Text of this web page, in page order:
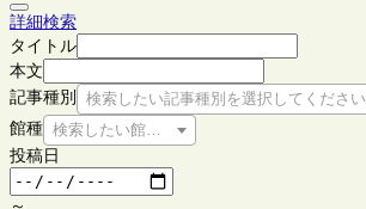
詳細検索
タイトル
本文
記事種別
検索したい記事種別を選択してください
館種 検索したい館種を選択してください
投稿日